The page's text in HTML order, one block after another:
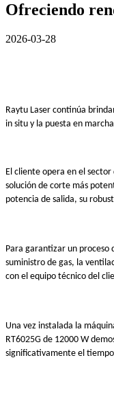
Ofreciendo
2026-03-28
Raytu Laser continúa
in situ y la puesta en
El cliente opera en el
solución de corte más
potencia de salida, su
Para garantizar un proceso
suministro de gas, la
con el equipo técnico del
Una vez instalada la
RT6025G de 12000 W
significativamente el